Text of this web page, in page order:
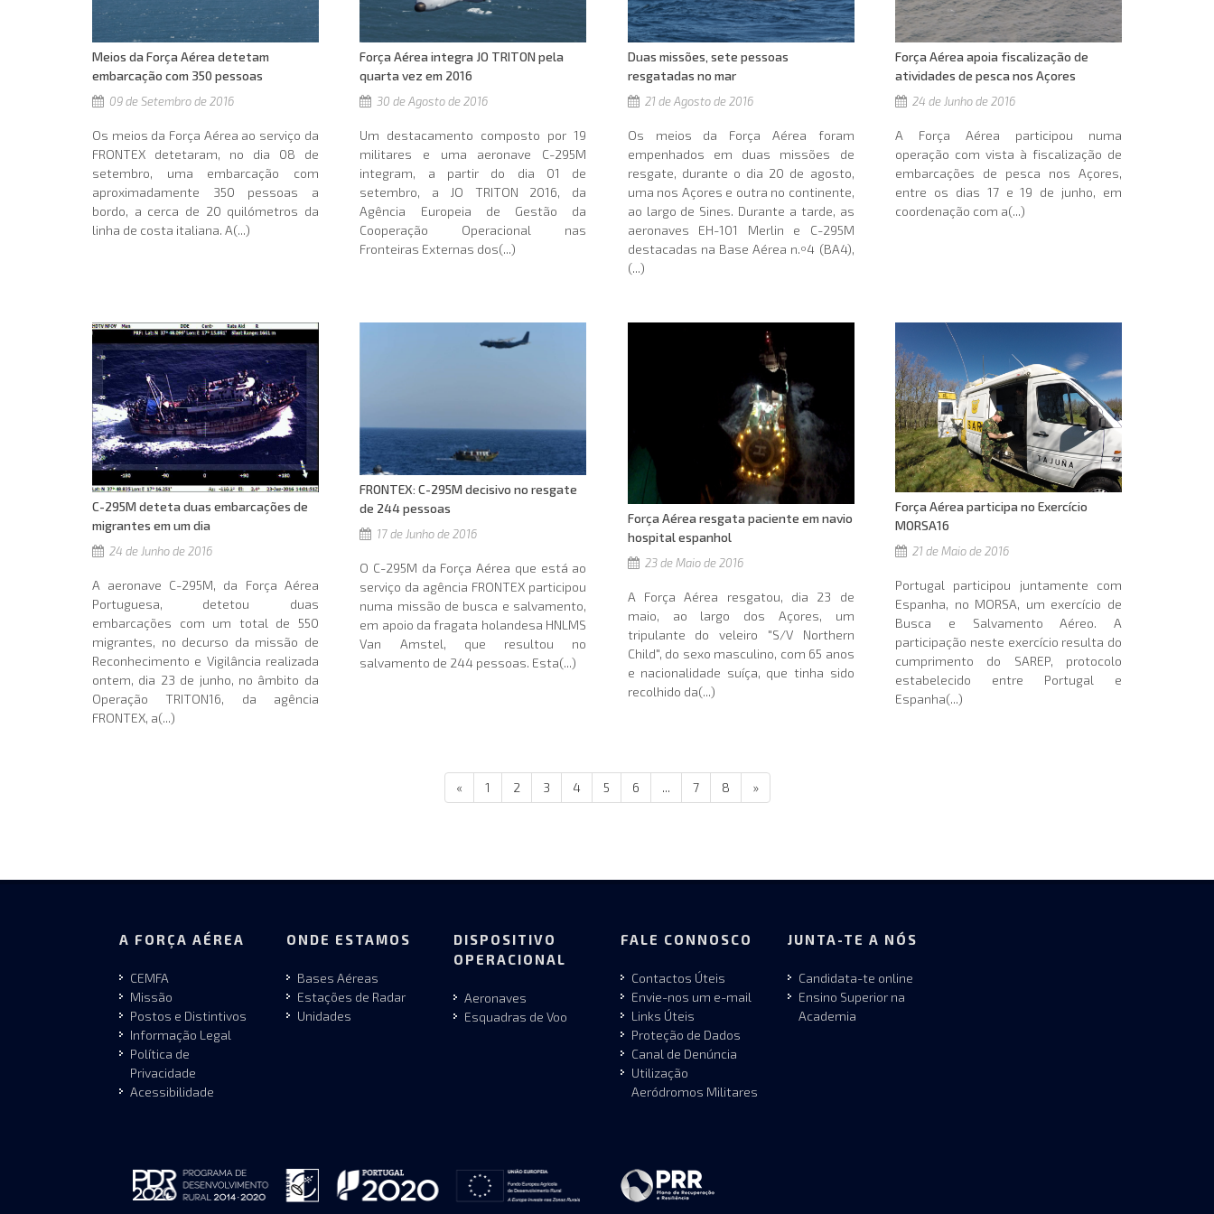
Meios da Força Aérea detetam
embarcação com 350 pessoas
09 de Setembro de 2016
Os meios da Força Aérea ao serviço da
FRONTEX detetaram, no dia 08 de
setembro, uma embarcação com
aproximadamente 350 pessoas a
bordo, a cerca de 20 quilómetros da
linha de costa italiana. A(...)
Força Aérea integra JO TRITON pela
quarta vez em 2016
30 de Agosto de 2016
Um destacamento composto por 19
militares e uma aeronave C-295M
integram, a partir do dia 01 de
setembro, a JO TRITON 2016, da
Agência Europeia de Gestão da
Cooperação Operacional nas
Fronteiras Externas dos(...)
Duas missões, sete pessoas
resgatadas no mar
21 de Agosto de 2016
Os meios da Força Aérea foram
empenhados em duas missões de
resgate, durante o dia 20 de agosto,
uma nos Açores e outra no continente,
ao largo de Sines. Durante a tarde, as
aeronaves EH-101 Merlin e C-295M
destacadas na Base Aérea n.º4 (BA4),
(...)
Força Aérea apoia fiscalização de
atividades de pesca nos Açores
24 de Junho de 2016
A Força Aérea participou numa
operação com vista à fiscalização de
embarcações de pesca nos Açores,
entre os dias 17 e 19 de junho, em
coordenação com a(...)
C-295M deteta duas embarcações de
migrantes em um dia
24 de Junho de 2016
A aeronave C-295M, da Força Aérea
Portuguesa, detetou duas
embarcações com um total de 550
migrantes, no decurso da missão de
Reconhecimento e Vigilância realizada
ontem, dia 23 de junho, no âmbito da
Operação TRITON16, da agência
FRONTEX, a(...)
FRONTEX: C-295M decisivo no resgate
de 244 pessoas
17 de Junho de 2016
O C-295M da Força Aérea que está ao
serviço da agência FRONTEX participou
numa missão de busca e salvamento,
em apoio da fragata holandesa HNLMS
Van Amstel, que resultou no
salvamento de 244 pessoas. Esta(...)
Força Aérea resgata paciente em navio
hospital espanhol
23 de Maio de 2016
A Força Aérea resgatou, dia 23 de
maio, ao largo dos Açores, um
tripulante do veleiro "S/V Northern
Child", do sexo masculino, com 65 anos
e nacionalidade suíça, que tinha sido
recolhido da(...)
Força Aérea participa no Exercício
MORSA16
21 de Maio de 2016
Portugal participou juntamente com
Espanha, no MORSA, um exercício de
Busca e Salvamento Aéreo. A
participação neste exercício resulta do
cumprimento do SAREP, protocolo
estabelecido entre Portugal e
Espanha(...)
« 1 2 3 4 5 6 ... 7 8 »
A FORÇA AÉREA
CEMFA
Missão
Postos e Distintivos
Informação Legal
Política de
Privacidade
Acessibilidade
ONDE ESTAMOS
Bases Aéreas
Estações de Radar
Unidades
DISPOSITIVO
OPERACIONAL
Aeronaves
Esquadras de Voo
FALE CONNOSCO
Contactos Úteis
Envie-nos um e-mail
Links Úteis
Proteção de Dados
Canal de Denúncia
Utilização
Aeródromos Militares
JUNTA-TE A NÓS
Candidata-te online
Ensino Superior na
Academia